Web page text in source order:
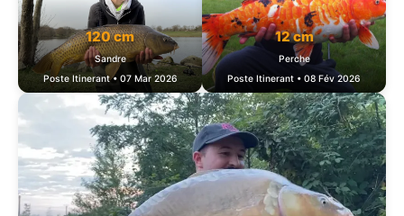
120 cm
Sandre
Poste Itinerant • 07 Mar 2026
12 cm
Perche
Poste Itinerant • 08 Fév 2026